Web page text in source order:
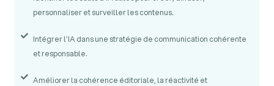
personnaliser et surveiller les contenus.
Intégrer l’IA dans une stratégie de communication cohérente
et responsable.
Améliorer la cohérence éditoriale, la réactivité et